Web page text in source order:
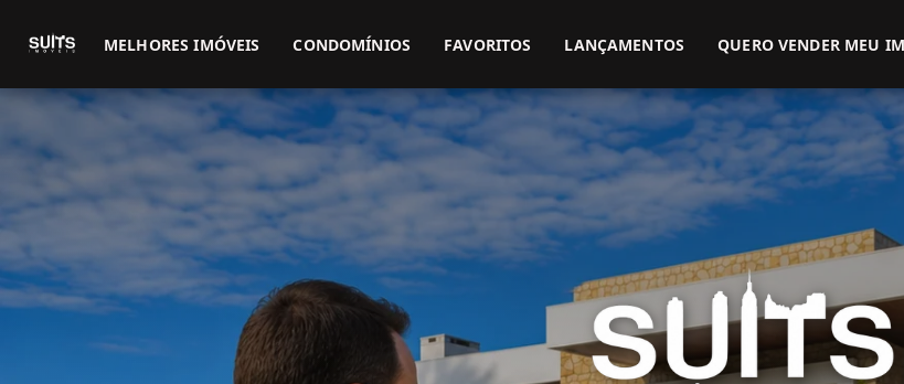
(51) 3416-9899 (51) 99914-3000
MELHORES IMÓVEIS CONDOMÍNIOS FAVORITOS LANÇAMENTOS QUERO VENDER MEU